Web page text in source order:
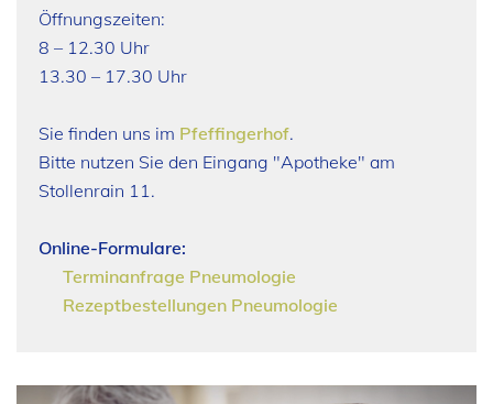
Öffnungszeiten:
8 – 12.30 Uhr
13.30 – 17.30 Uhr
Sie finden uns im Pfeffingerhof.
Bitte nutzen Sie den Eingang "Apotheke" am
Stollenrain 11.
Online-Formulare:
Terminanfrage Pneumologie
Rezeptbestellungen Pneumologie